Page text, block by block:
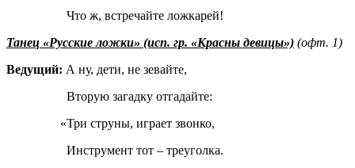
Что ж, встречайте ложкарей!
Танец «Русские ложки» (исп. гр. «Красны девицы») (офт. 1)
Ведущий: А ну, дети, не зевайте,
Вторую загадку отгадайте:
«Три струны, играет звонко,
Инструмент тот – треуголка.